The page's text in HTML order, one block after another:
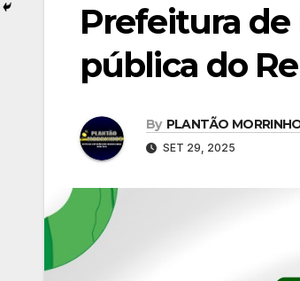
Prefeitura de
pública do
By PLANTÃO
SET 29, 2025